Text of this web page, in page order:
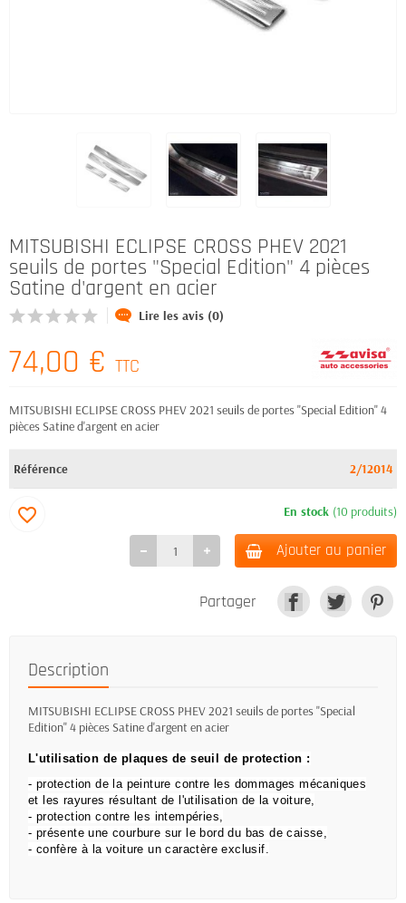
MITSUBISHI ECLIPSE CROSS PHEV 2021
seuils de portes "Special Edition" 4 pièces
Satine d'argent en acier
Lire les avis (0)
74,00 € TTC
MITSUBISHI ECLIPSE CROSS PHEV 2021 seuils de portes "Special Edition" 4
pièces Satine d'argent en acier
Référence 2/12014
En stock (10 produits)
Ajouter au panier
favorite_border
Partager
Description
MITSUBISHI ECLIPSE CROSS PHEV 2021 seuils de portes "Special
Edition" 4 pièces Satine d'argent en acier
L'utilisation de plaques de seuil de protection :
- protection de la peinture contre les dommages mécaniques
et les rayures résultant de l'utilisation de la voiture,
- protection contre les intempéries,
- présente une courbure sur le bord du bas de caisse,
- confère à la voiture un caractère exclusif.